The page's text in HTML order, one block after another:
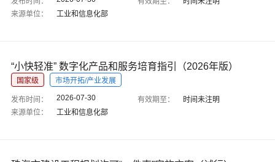
来源单位：
工业和信息化部
“小快轻准” 数字化产品和服务培育指引（2026年版）
国家级 市场开拓/产业发展
发布时间： 2026-07-30 有效期至：
时间未注明
来源单位：
工业和信息化部